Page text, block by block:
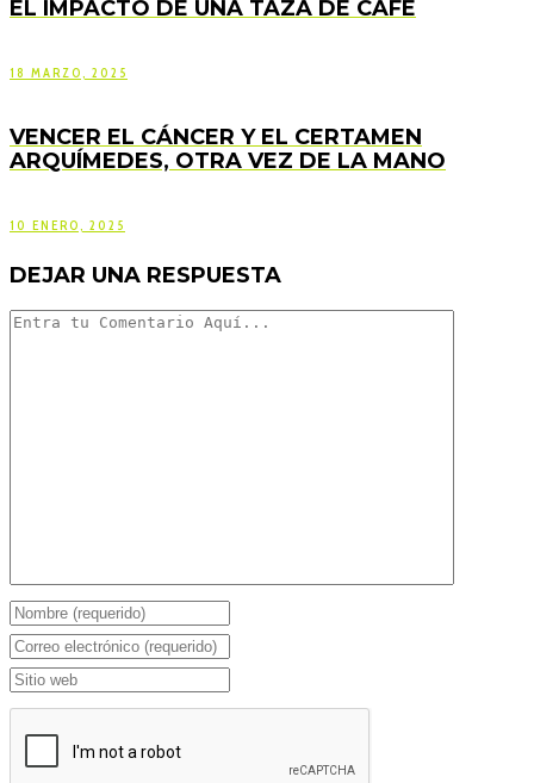
EL IMPACTO DE UNA TAZA DE CAFÉ
18 MARZO, 2025
VENCER EL CÁNCER Y EL CERTAMEN
ARQUÍMEDES, OTRA VEZ DE LA MANO
10 ENERO, 2025
DEJAR UNA RESPUESTA